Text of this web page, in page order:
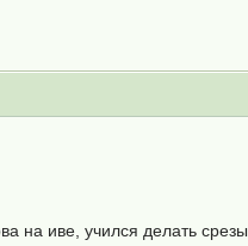
на иве, учился делать срезы,